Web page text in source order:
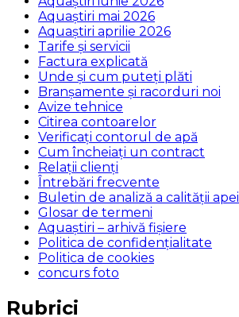
Aquaștiri mai 2026
Aquaștiri aprilie 2026
Tarife și servicii
Factura explicată
Unde și cum puteţi plăti
Branșamente și racorduri noi
Avize tehnice
Citirea contoarelor
Verificaţi contorul de apă
Cum încheiaţi un contract
Relaţii clienţi
Întrebări frecvente
Buletin de analiză a calităţii apei
Glosar de termeni
Aquaștiri – arhivă fișiere
Politica de confidențialitate
Politica de cookies
concurs foto
Rubrici